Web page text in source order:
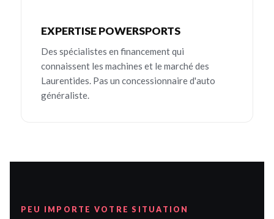
EXPERTISE POWERSPORTS
Des spécialistes en financement qui
connaissent les machines et le marché des
Laurentides. Pas un concessionnaire d'auto
généraliste.
PEU IMPORTE VOTRE SITUATION